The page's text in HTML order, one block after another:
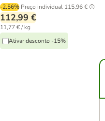
-2.56% Preço individual 115,96 €
112,99 €
11,77 € / kg
Ativar desconto -15%